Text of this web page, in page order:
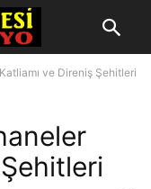
ve Direniş Şehitleri